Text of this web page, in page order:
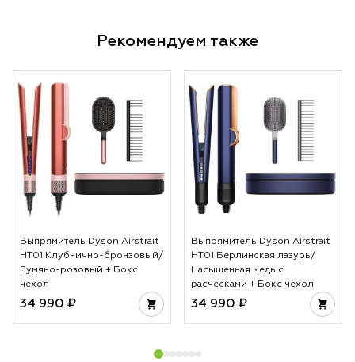
Рекомендуем также
Выпрямитель Dyson Airstrait
HT01 Клубнично-бронзовый/
Румяно-розовый + Бокс
чехол
34 990 ₽
Выпрямитель Dyson Airstrait
HT01 Берлинская лазурь/
Насыщенная медь с
расческами + Бокс чехол
34 990 ₽